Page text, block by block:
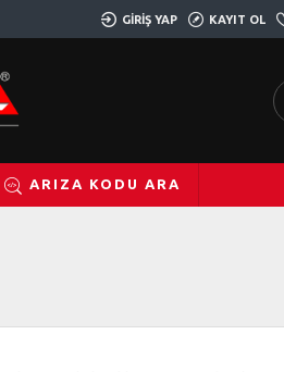
GIRIŞ YAP KAYIT OL
ARIZA KODU ARA